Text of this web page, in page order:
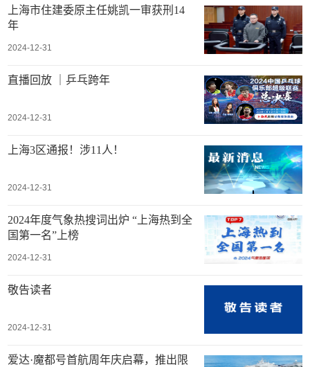
上海市住建委原主任姚凯一审获刑14
年
2024-12-31
直播回放 ｜乒乓跨年
2024-12-31
上海3区通报！涉11人！
2024-12-31
2024年度气象热搜词出炉 “上海热到全
国第一名”上榜
2024-12-31
敬告读者
2024-12-31
爱达·魔都号首航周年庆启幕，推出限